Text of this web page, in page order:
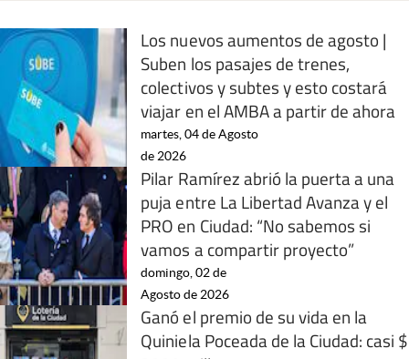
Los nuevos aumentos de agosto |
Suben los pasajes de trenes,
colectivos y subtes y esto costará
viajar en el AMBA a partir de ahora
martes, 04 de Agosto
de 2026
Pilar Ramírez abrió la puerta a una
puja entre La Libertad Avanza y el
PRO en Ciudad: “No sabemos si
vamos a compartir proyecto”
domingo, 02 de
Agosto de 2026
Ganó el premio de su vida en la
Quiniela Poceada de la Ciudad: casi $